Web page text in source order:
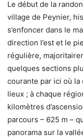
Le début de la
village de Peynier,
s’enfoncer dans le
direction l’est et le
régulière,
quelques sections
courante par ici où
lieux ; à chaque
kilomètres
parcours – 625 m –
panorama sur la